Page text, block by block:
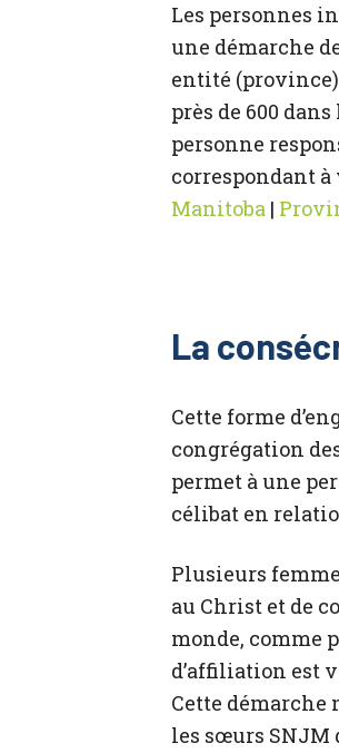
Les personnes
une démarche
entité (province)
près de 600
personne
correspondant
Manitoba |
La
Cette forme
congrégation
permet à une
célibat en
Plusieurs
au Christ et de
monde, comme
d’affiliation est
Cette démarche
les sœurs SNJM